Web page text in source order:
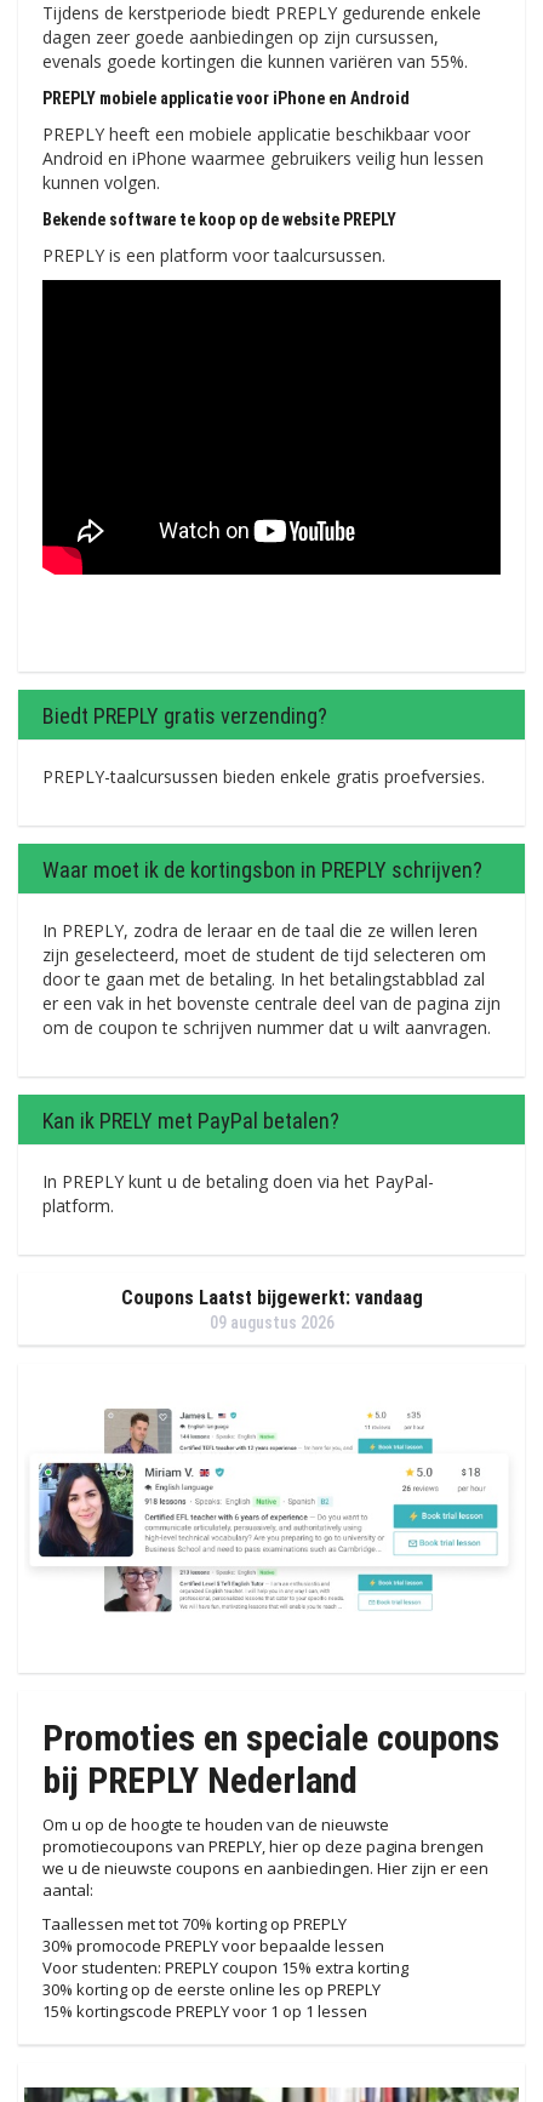
Tijdens de kerstperiode biedt PREPLY gedurende enkele
dagen zeer goede aanbiedingen op zijn cursussen,
evenals goede kortingen die kunnen variëren van 55%.
PREPLY mobiele applicatie voor iPhone en Android
PREPLY heeft een mobiele applicatie beschikbaar voor
Android en iPhone waarmee gebruikers veilig hun lessen
kunnen volgen.
Bekende software te koop op de website PREPLY
PREPLY is een platform voor taalcursussen.
Biedt PREPLY gratis verzending?
PREPLY-taalcursussen bieden enkele gratis proefversies.
Waar moet ik de kortingsbon in PREPLY schrijven?
In PREPLY, zodra de leraar en de taal die ze willen leren
zijn geselecteerd, moet de student de tijd selecteren om
door te gaan met de betaling. In het betalingstabblad zal
er een vak in het bovenste centrale deel van de pagina zijn
om de coupon te schrijven nummer dat u wilt aanvragen.
Kan ik PRELY met PayPal betalen?
In PREPLY kunt u de betaling doen via het PayPal-
platform.
Coupons Laatst bijgewerkt: vandaag
09 augustus 2026
Promoties en speciale coupons
bij PREPLY Nederland
Om u op de hoogte te houden van de nieuwste
promotiecoupons van PREPLY, hier op deze pagina brengen
we u de nieuwste coupons en aanbiedingen. Hier zijn er een
aantal:
Taallessen met tot 70% korting op PREPLY
30% promocode PREPLY voor bepaalde lessen
Voor studenten: PREPLY coupon 15% extra korting
30% korting op de eerste online les op PREPLY
15% kortingscode PREPLY voor 1 op 1 lessen